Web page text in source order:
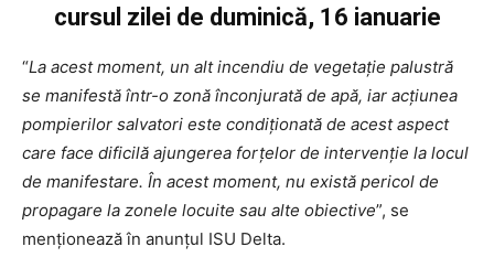
cursul zilei de duminică, 16 ianuarie
“La acest moment, un alt incendiu de vegetaţie palustră
se manifestă într-o zonă înconjurată de apă, iar acţiunea
pompierilor salvatori este condiţionată de acest aspect
care face dificilă ajungerea forţelor de intervenţie la locul
de manifestare. În acest moment, nu există pericol de
propagare la zonele locuite sau alte obiective”, se
menţionează în anunţul ISU Delta.